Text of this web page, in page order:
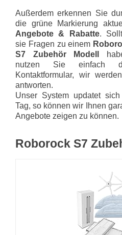
Außerdem erkennen Sie
die grüne Markierung
Angebote & Rabatte.
sie Fragen zu einem
S7 Zubehör Modell
nutzen Sie einfach
Kontaktformular, wir
antworten.
Unser System updatet
Tag, so können wir Ihnen
Angebote zeigen zu können.
Roborock S7